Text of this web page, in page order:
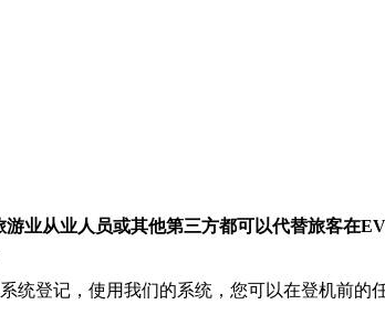
业从业人员或其他第三方都可以代替旅客在
登记，使用我们的系统，您可以在登机前的